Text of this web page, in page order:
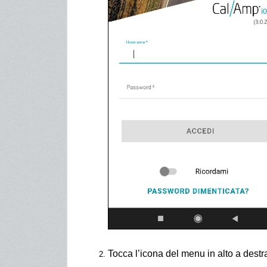
Tocca l’icona del menu in alto a